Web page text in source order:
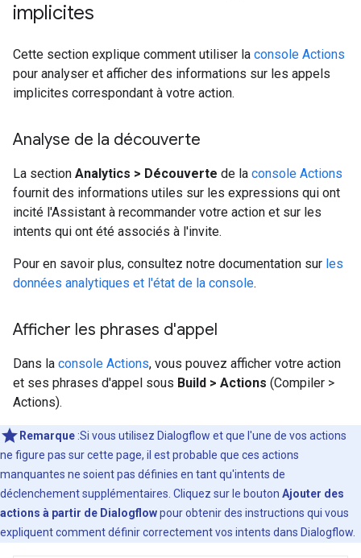
implicites
Cette section explique comment utiliser la console Actions
pour analyser et afficher des informations sur les appels
implicites correspondant à votre action.
Analyse de la découverte
La section Analytics > Découverte de la console Actions
fournit des informations utiles sur les expressions qui ont
incité l'Assistant à recommander votre action et sur les
intents qui ont été associés à l'invite.
Pour en savoir plus, consultez notre documentation sur les
données analytiques et l'état de la console.
Afficher les phrases d'appel
Dans la console Actions, vous pouvez afficher votre action
et ses phrases d'appel sous Build > Actions (Compiler >
Actions).
Remarque :Si vous utilisez Dialogflow et que l'une de vos actions
ne figure pas sur cette page, il est probable que ces actions
manquantes ne soient pas définies en tant qu'intents de
déclenchement supplémentaires. Cliquez sur le bouton Ajouter des
actions à partir de Dialogflowpour obtenir des instructions qui vous
expliquent comment définir correctement vos intents dans Dialogflow.